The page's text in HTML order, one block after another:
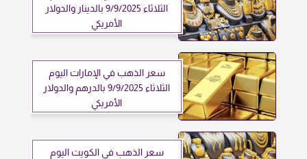
الثلاثاء 9/9/2025 بالدينار والدولار
الأمريكي
سعر الذهب في الإمارات اليوم
الثلاثاء 9/9/2025 بالدرهم والدولار
الأمريكي
سعر الذهب في الكويت اليوم